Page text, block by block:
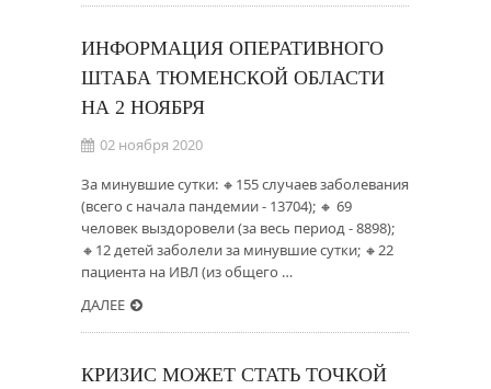
ИНФОРМАЦИЯ ОПЕРАТИВНОГО
ШТАБА ТЮМЕНСКОЙ ОБЛАСТИ
НА 2 НОЯБРЯ
02 ноября 2020
За минувшие сутки: 🔸155 случаев заболевания
(всего с начала пандемии - 13704); 🔸 69
человек выздоровели (за весь период - 8898);
🔸12 детей заболели за минувшие сутки; 🔸22
пациента на ИВЛ (из общего …
ДАЛЕЕ
КРИЗИС МОЖЕТ СТАТЬ ТОЧКОЙ